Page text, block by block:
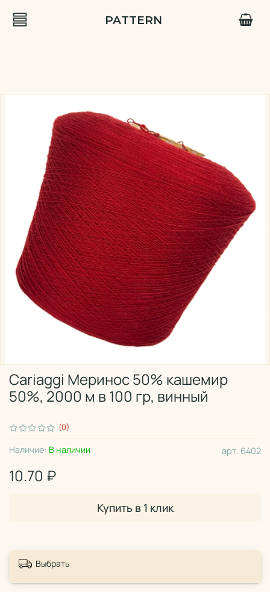
PATTERN
(0)
арт. 6402
Наличие: В наличии
Cariaggi Меринос 50% кашемир
50%, 2000 м в 100 гр, винный
10.70 ₽
Купить в 1 клик
Выбрать